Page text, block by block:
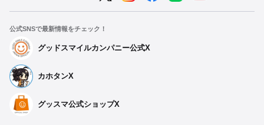
公式SNSで最新情報をチェック！
グッドスマイルカンパニー公式X
カホタンX
グッスマ公式ショップX